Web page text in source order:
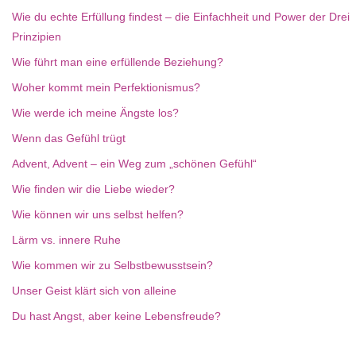
Wie du echte Erfüllung findest – die Einfachheit und Power der Drei
Prinzipien
Wie führt man eine erfüllende Beziehung?
Woher kommt mein Perfektionismus?
Wie werde ich meine Ängste los?
Wenn das Gefühl trügt
Advent, Advent – ein Weg zum „schönen Gefühl“
Wie finden wir die Liebe wieder?
Wie können wir uns selbst helfen?
Lärm vs. innere Ruhe
Wie kommen wir zu Selbstbewusstsein?
Unser Geist klärt sich von alleine
Du hast Angst, aber keine Lebensfreude?